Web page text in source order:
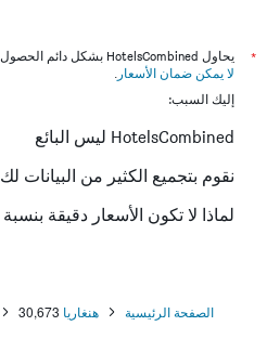
*
يحاول HotelsCombined بشكل دائم الحصول على الأسعار الدقيقة، ولكن
لا يمكن ضمان الأسعار .
إليك السبب:
HotelsCombined ليس البائع
نقوم بتجميع الكثير من البيانات لك
لماذا لا تكون الأسعار دقيقة بنسبة 100٪؟
الصفحة الرئيسية هنغاريا 30,673